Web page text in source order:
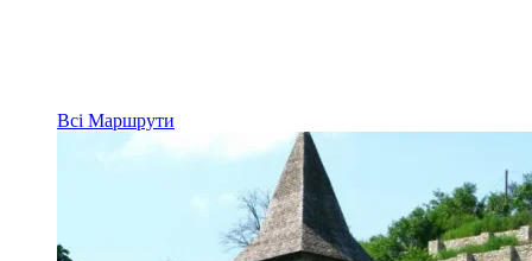
Всі Маршрути